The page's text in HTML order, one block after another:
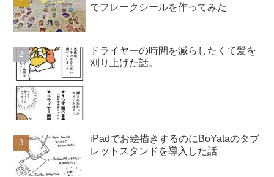
でフレークシールを作ってみた
ドライヤーの時間を減らしたくて髪を
刈り上げた話。
iPadでお絵描きするのにBoYataのタブ
レットスタンドを導入した話